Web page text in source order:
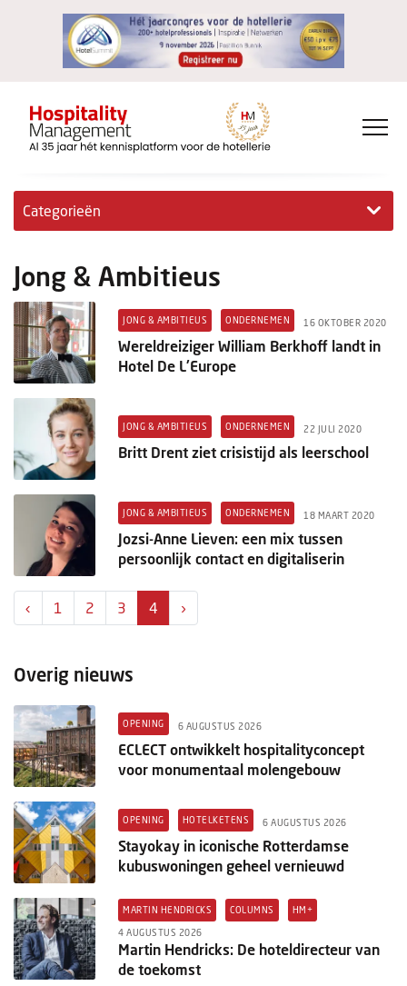
Categorieën
Hotelovernames
HM+
Jong & Ambitieus
Columns
Michelin
Nieuwe hotels
Personalia
HotelSummit
Jong & Ambitieus
JONG & AMBITIEUS ONDERNEMEN 16 OKTOBER 2020
Wereldreiziger William Berkhoff landt in
Hotel De L'Europe
JONG & AMBITIEUS ONDERNEMEN 22 JULI 2020
Britt Drent ziet crisistijd als leerschool
JONG & AMBITIEUS ONDERNEMEN 18 MAART 2020
Jozsi-Anne Lieven: een mix tussen
persoonlijk contact en digitaliserin
‹ 1 2 3 4 ›
Overig nieuws
OPENING 6 AUGUSTUS 2026
ECLECT ontwikkelt hospitalityconcept
voor monumentaal molengebouw
OPENING HOTELKETENS 6 AUGUSTUS 2026
Stayokay in iconische Rotterdamse
kubuswoningen geheel vernieuwd
MARTIN HENDRICKS COLUMNS HM+
4 AUGUSTUS 2026
Martin Hendricks: De hoteldirecteur van
de toekomst